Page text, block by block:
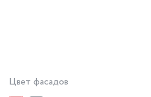
Цвет фасадов